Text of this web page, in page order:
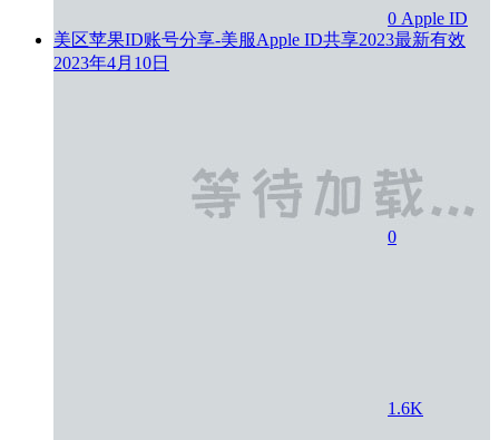
0 Apple ID
美区苹果ID账号分享-美服Apple ID共享2023最新有效
2023年4月10日
0
1.6K